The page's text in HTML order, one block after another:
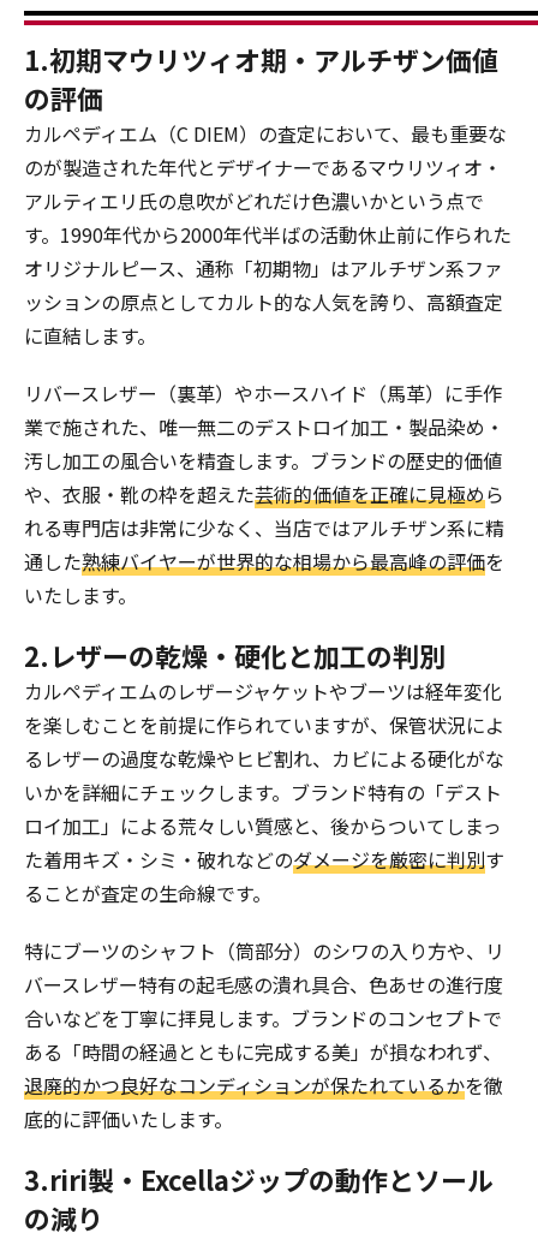
1.初期マウリツィオ期・アルチザン価値
の評価
カルペディエム（C DIEM）の査定において、最も重要な
のが製造された年代とデザイナーであるマウリツィオ・
アルティエリ氏の息吹がどれだけ色濃いかという点で
す。1990年代から2000年代半ばの活動休止前に作られた
オリジナルピース、通称「初期物」はアルチザン系ファ
ッションの原点としてカルト的な人気を誇り、高額査定
に直結します。
リバースレザー（裏革）やホースハイド（馬革）に手作
業で施された、唯一無二のデストロイ加工・製品染め・
汚し加工の風合いを精査します。ブランドの歴史的価値
や、衣服・靴の枠を超えた芸術的価値を正確に見極めら
れる専門店は非常に少なく、当店ではアルチザン系に精
通した熟練バイヤーが世界的な相場から最高峰の評価を
いたします。
2.レザーの乾燥・硬化と加工の判別
カルペディエムのレザージャケットやブーツは経年変化
を楽しむことを前提に作られていますが、保管状況によ
るレザーの過度な乾燥やヒビ割れ、カビによる硬化がな
いかを詳細にチェックします。ブランド特有の「デスト
ロイ加工」による荒々しい質感と、後からついてしまっ
た着用キズ・シミ・破れなどのダメージを厳密に判別す
ることが査定の生命線です。
特にブーツのシャフト（筒部分）のシワの入り方や、リ
バースレザー特有の起毛感の潰れ具合、色あせの進行度
合いなどを丁寧に拝見します。ブランドのコンセプトで
ある「時間の経過とともに完成する美」が損なわれず、
退廃的かつ良好なコンディションが保たれているかを徹
底的に評価いたします。
3.riri製・Excellaジップの動作とソール
の減り